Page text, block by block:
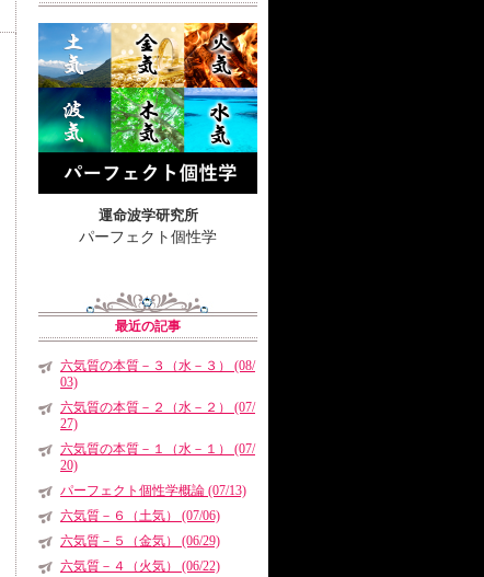
運命波学研究所
パーフェクト個性学
最近の記事
六気質の本質－３（水－３） (08/
03)
六気質の本質－２（水－２） (07/
27)
六気質の本質－１（水－１） (07/
20)
パーフェクト個性学概論 (07/13)
六気質－６（土気） (07/06)
六気質－５（金気） (06/29)
六気質－４（火気） (06/22)